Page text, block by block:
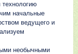
технологию
начальные
ведущего и
необычными